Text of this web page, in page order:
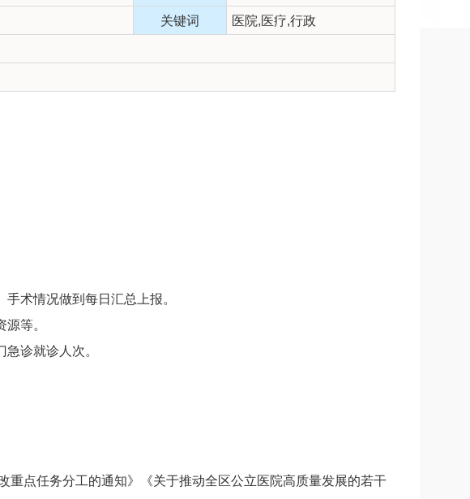
关键词 医院,医疗,行政
术情况做到每日汇总上报。
等。
诊就诊人次。
重点任务分工的通知》《关于推动全区公立医院高质量发展的若干